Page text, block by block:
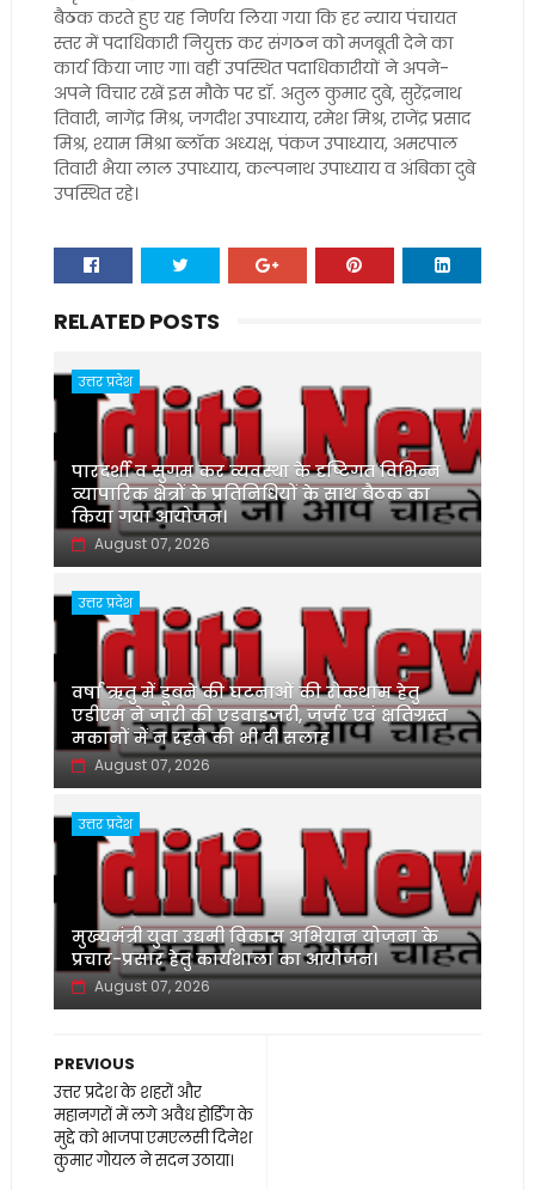
बैठक करते हुए यह निर्णय लिया गया कि हर न्याय पंचायत
स्तर में पदाधिकारी नियुक्त कर संगठन को मजबूती देने का
कार्य किया जाए गा। वहीं उपस्थित पदाधिकारीयों ने अपने-
अपने विचार रखें इस मौके पर डॉ. अतुल कुमार दुबे, सुरेंद्रनाथ
तिवारी, नागेंद्र मिश्र, जगदीश उपाध्याय, रमेश मिश्र, राजेंद्र प्रसाद
मिश्र, श्याम मिश्रा ब्लॉक अध्यक्ष, पंकज उपाध्याय, अमरपाल
तिवारी भैया लाल उपाध्याय, कल्पनाथ उपाध्याय व अंबिका दुबे
उपस्थित रहे।
RELATED POSTS
उत्तर प्रदेश
पारदर्शी व सुगम कर व्यवस्था के दृष्टिगत विभिन्न
व्यापारिक क्षेत्रों के प्रतिनिधियों के साथ बैठक का
किया गया आयोजन।
August 07, 2026
उत्तर प्रदेश
वर्षा ऋतु में डूबने की घटनाओं की रोकथाम हेतु
एडीएम ने जारी की एडवाइजरी, जर्जर एवं क्षतिग्रस्त
मकानों में न रहने की भी दी सलाह
August 07, 2026
उत्तर प्रदेश
मुख्यमंत्री युवा उद्यमी विकास अभियान योजना के
प्रचार-प्रसार हेतु कार्यशाला का आयोजन।
August 07, 2026
PREVIOUS
उत्तर प्रदेश के शहरों और
महानगरों में लगे अवैध होर्डिंग के
मुद्दे को भाजपा एमएलसी दिनेश
कुमार गोयल ने सदन उठाया।